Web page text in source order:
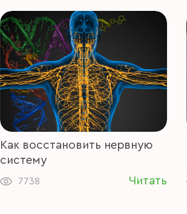
Как восстановить нервную
систему
7738 Читать